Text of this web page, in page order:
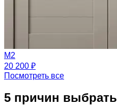
M2
20 200 ₽
Посмотреть все
5 причин выбрать